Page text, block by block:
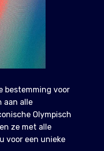
bestemming voor
aan alle
Olympisch
ze met alle
voor een unieke